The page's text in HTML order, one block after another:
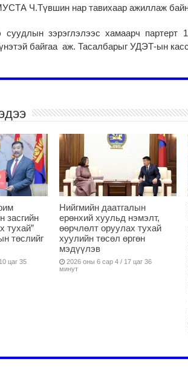
Ч.Түвшин нар тавихаар ажиллаж
зэрэглэлээс хамаарч партерт
үнэтэй байгаа аж. Тасалбарыг УДЭТ-ын
засгийн
тухай”
төслийг
цаг 35
Нийгмийн даатгалын
ерөнхий хуульд нэмэлт,
өөрчлөлт оруулах тухай
хуулийн төсөл өргөн
мэдүүлэв
2026 оны 6 сар 4 / 17 цаг 36
минут